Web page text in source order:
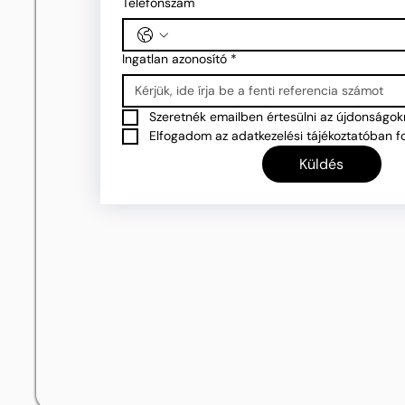
Ingatlan azonosító *
Szeretnék emailben értesülni az
Elfogadom az adatkezelési tájékoztatóban
Küldés